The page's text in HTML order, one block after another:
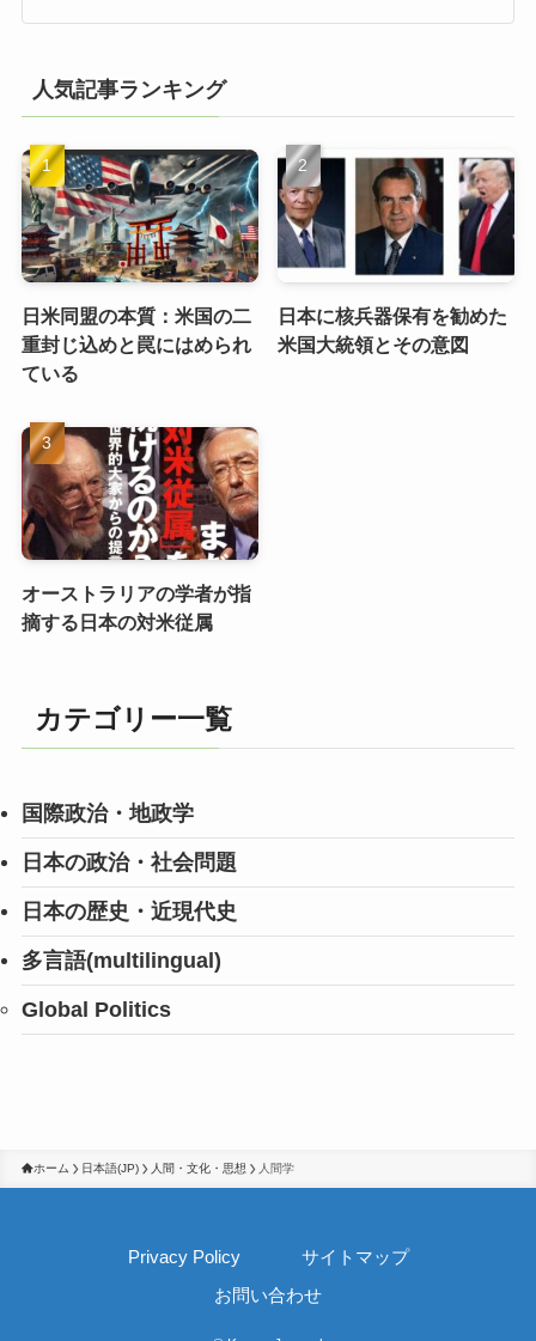
人気記事ランキング
日米同盟の本質：米国の二
重封じ込めと罠にはめられ
ている
日本に核兵器保有を勧めた
米国大統領とその意図
オーストラリアの学者が指
摘する日本の対米従属
カテゴリー一覧
国際政治・地政学
日本の政治・社会問題
日本の歴史・近現代史
多言語(multilingual)
Global Politics
ホーム 日本語(JP) 人間・文化・思想 人間学
Privacy Policy
サイトマップ
お問い合わせ